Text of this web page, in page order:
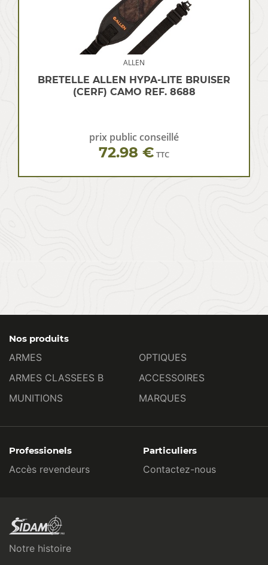
ALLEN
BRETELLE ALLEN HYPA-LITE BRUISER
(CERF) CAMO REF. 8688
prix public conseillé
72.98 € TTC
Nos produits
ARMES
ARMES CLASSEES B
MUNITIONS
OPTIQUES
ACCESSOIRES
MARQUES
Professionels
Accès revendeurs
Particuliers
Contactez-nous
Notre histoire